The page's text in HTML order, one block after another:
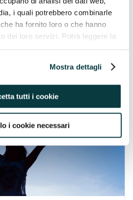
i quali potrebbero combinarle
ha fornito loro o che hanno
dei loro servizi. Potrà leggere la
Mostra dettagli
tutti i cookie
i cookie necessari
a cosa serve
del Glutatione? Probabilmente